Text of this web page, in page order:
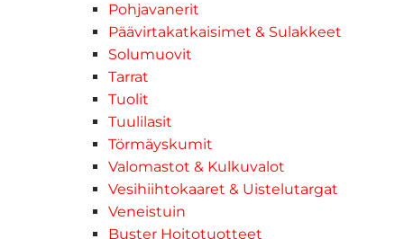
Pohjavanerit
Päävirtakatkaisimet & Sulakkeet
Solumuovit
Tarrat
Tuolit
Tuulilasit
Törmäyskumit
Valomastot & Kulkuvalot
Vesihiihtokaaret & Uistelutargat
Veneistuin
Buster Hoitotuotteet